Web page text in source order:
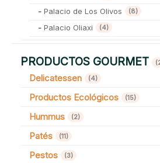
Palacio de Los Olivos 88
Palacio Oliaxi 44 productos
PRODUCTOS GOURMET
Delicatessen 44 productos
Productos Ecológicos 1515
Hummus 22 productos
Patés 1111 productos
Pestos 33 productos